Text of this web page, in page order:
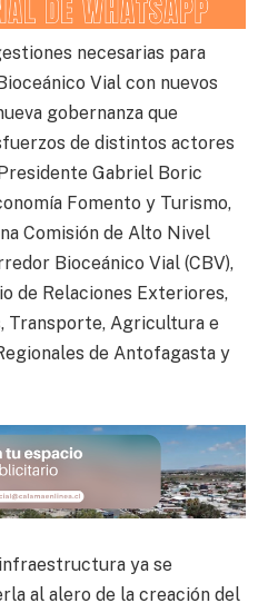
necesarias para
Vial con nuevos
gobernanza que
de distintos actores
Gabriel Boric
Fomento y Turismo,
Comisión de Alto Nivel
Bioceánico Vial (CBV),
de Relaciones Exteriores,
Transporte, Agricultura e
de Antofagasta y
ya se
al alero de la creación del